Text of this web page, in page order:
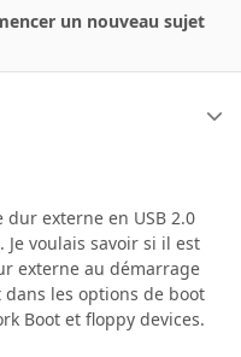
un nouveau sujet
externe en USB 2.0
voulais savoir si il est
externe au démarrage
les options de boot
Boot et floppy devices.